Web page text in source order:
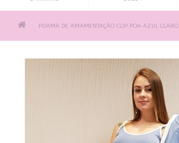
PIJAMA DE AMAMENTAÇÃO CLIP POA AZUL CLARO